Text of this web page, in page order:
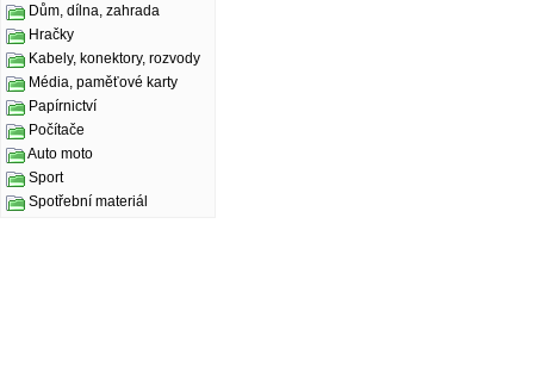
Dům, dílna, zahrada
Hračky
Kabely, konektory, rozvody
Média, paměťové karty
Papírnictví
Počítače
Auto moto
Sport
Spotřební materiál